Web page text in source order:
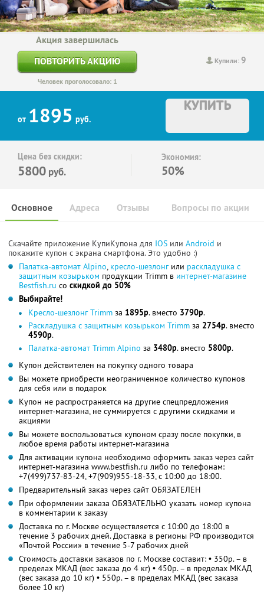
Купили:9
Акция завершилась
ПОВТОРИТЬ АКЦИЮ
Человек проголосовало: 1
от 1895 руб.
КУПИТЬ
Цена без скидки:
5800 руб.
Экономия:
50%
Основное Отзывы Вопросы по акции
Адреса
Скачайте приложение КупиКупона для IOS или Android и
покажите купон с экрана смартфона. Это удобно :)
Палатка-автомат Alpino, кресло-шезлонгили раскладушка с
защитным козырьком продукции Trimm в интернет-магазине
Bestfish.ru со скидкой до 50%
Выбирайте!
Кресло-шезлонг Trimm за 1895р. вместо 3790р.
Раскладушка с защитным козырьком Trimm за 2754р. вместо
4590р.
Палатка-автомат Trimm Alpino за 3480р. вместо 5800р.
Купон действителен на покупку одного товара
Вы можете приобрести неограниченное количество купонов
для себя или в подарок
Купон не распространяется на другие спецпредложения
интернет-магазина, не суммируется с другими скидками и
акциями
Вы можете воспользоваться купоном сразу после покупки, в
любое время работы интернет-магазина
Для активации купона необходимо оформить заказ через сайт
интернет-магазина www.bestfish.ru либо по телефонам:
+7(499)737-83-24, +7(909)955-18-33, с 10:00 до 18:00.
Предварительный заказ через сайт ОБЯЗАТЕЛЕН
При оформлении заказа ОБЯЗАТЕЛЬНО указать номер купона
в комментарии к заказу
Доставка по г. Москве осуществляется с 10:00 до 18:00 в
течение 3 рабочих дней. Доставка в регионы РФ производится
«Почтой России» в течение 5-7 рабочих дней
Стоимость доставки заказов по г. Москве составит: • 350р. – в
пределах МКАД (вес заказа до 4 кг) • 450р. – в пределах МКАД
(вес заказа до 10 кг) • 550р. – в пределах МКАД (вес заказа
более 10 кг)